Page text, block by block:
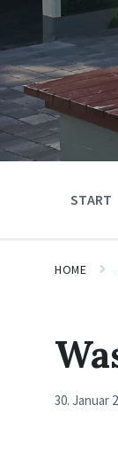
START
HOME
30. Januar